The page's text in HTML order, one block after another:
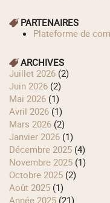
PARTENAIRES
Plateforme de
ARCHIVES
juillet 2026 (2)
juin 2026 (2)
mai 2026 (1)
avril 2026 (1)
mars 2026 (2)
janvier 2026 (1)
décembre 2025 (4)
novembre 2025 (1)
octobre 2025 (2)
août 2025 (1)
année 2025 (21)